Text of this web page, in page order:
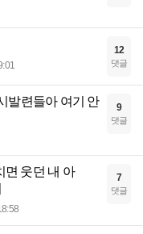
12
댓글
발련들아 여기 안
9
댓글
면 웃던 내 아
7
댓글